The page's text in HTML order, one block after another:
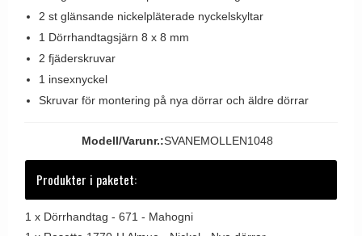
Dörrhandtag Buster + Punch
DND dörrhandtag
FSB dörrhandtag
Randi Classic Line dörrhandtag
Terrass- och fönsterhandtag
Trädörrhandtag på långskylt
Dörrhandtag Utomhus
Stormkrokar
YOUNG dörrhandtag
2 st glänsande nickelpläterade nyckelskyltar
1 Dörrhandtagsjärn 8 x 8 mm
2 fjäderskruvar
1 insexnyckel
Skruvar för montering på nya dörrar och äldre dörrar
Modell/Varunr.:SVANEMOLLEN1048
Produkter i paketet:
1 x Dörrhandtag - 671 - Mahogni